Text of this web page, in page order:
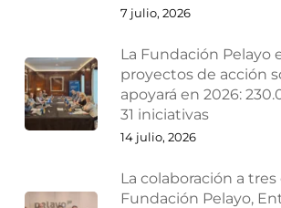
7 julio, 2026
La Fundación Pelayo
proyectos de acción
apoyará en 2026:
31 iniciativas
14 julio, 2026
La colaboración a
Fundación Pelayo,